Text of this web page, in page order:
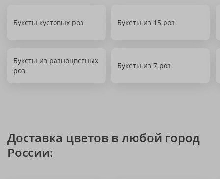
Букеты кустовых роз Букеты из 15 роз
Букеты из разноцветных
роз
Букеты из 7 роз
Доставка цветов в любой город
России: